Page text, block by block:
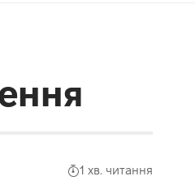
1 хв. читання